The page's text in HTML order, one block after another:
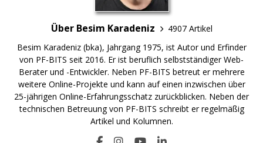
Über Besim Karadeniz
4907 Artikel
Besim Karadeniz (bka), Jahrgang 1975, ist Autor und Erfinder
von PF-BITS seit 2016. Er ist beruflich selbstständiger Web-
Berater und -Entwickler. Neben PF-BITS betreut er mehrere
weitere Online-Projekte und kann auf einen inzwischen über
25-jährigen Online-Erfahrungsschatz zurückblicken. Neben der
technischen Betreuung von PF-BITS schreibt er regelmäßig
Artikel und Kolumnen.